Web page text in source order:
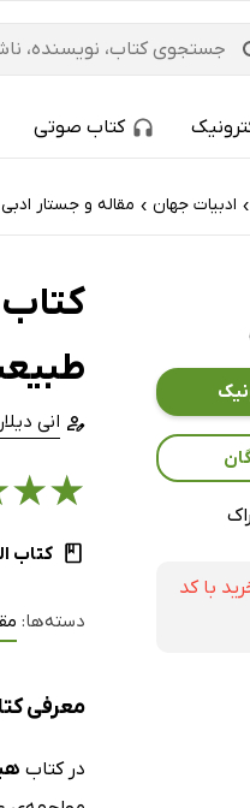
کتاب صوتی
› ادبیات جهان › مقاله و جستار
انی
★
★
کتاب
دسته‌ها:
معرفی
در کتاب